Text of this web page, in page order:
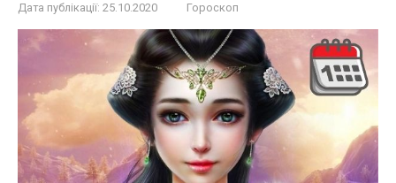
Дата публікації: 25.10.2020 Гороскоп